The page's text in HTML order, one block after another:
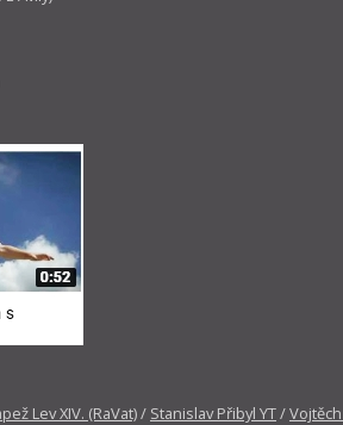
Lev XIV. (RaVat)/ Stanislav Přibyl YT/